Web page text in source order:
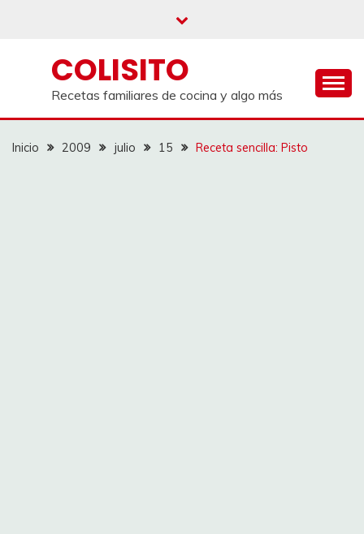
COLISITO
Recetas familiares de cocina y algo más
Inicio 2009 julio 15 Receta sencilla: Pisto